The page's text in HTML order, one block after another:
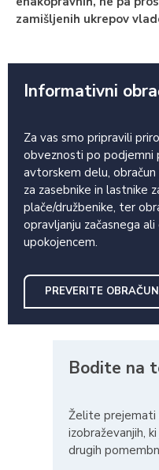
zamišljenih ukrepov
Informativni
Za vas smo pripravili
obveznosti po
avtorskem delu,
za zasebnike in lastnike
plače/družbenike, ter
opravljanju začasnega
upokojencem.
PREVERITE OBRAČUN
Bodite na
Želite
izobraževanjih,
drugih